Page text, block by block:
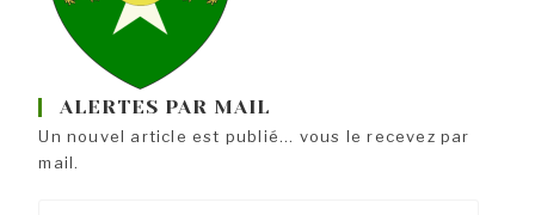
ALERTES PAR MAIL
Un nouvel article est publié... vous le recevez par
mail.